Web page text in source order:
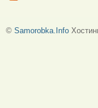
© Samorobka.Info